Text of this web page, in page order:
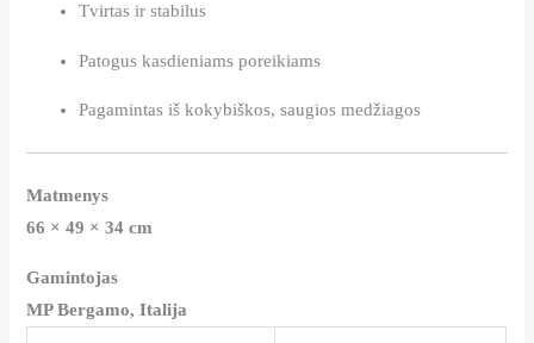
Tvirtas ir stabilus
Patogus kasdieniams poreikiams
Pagamintas iš kokybiškos, saugios medžiagos
Matmenys
66 × 49 × 34 cm
Gamintojas
MP Bergamo, Italija